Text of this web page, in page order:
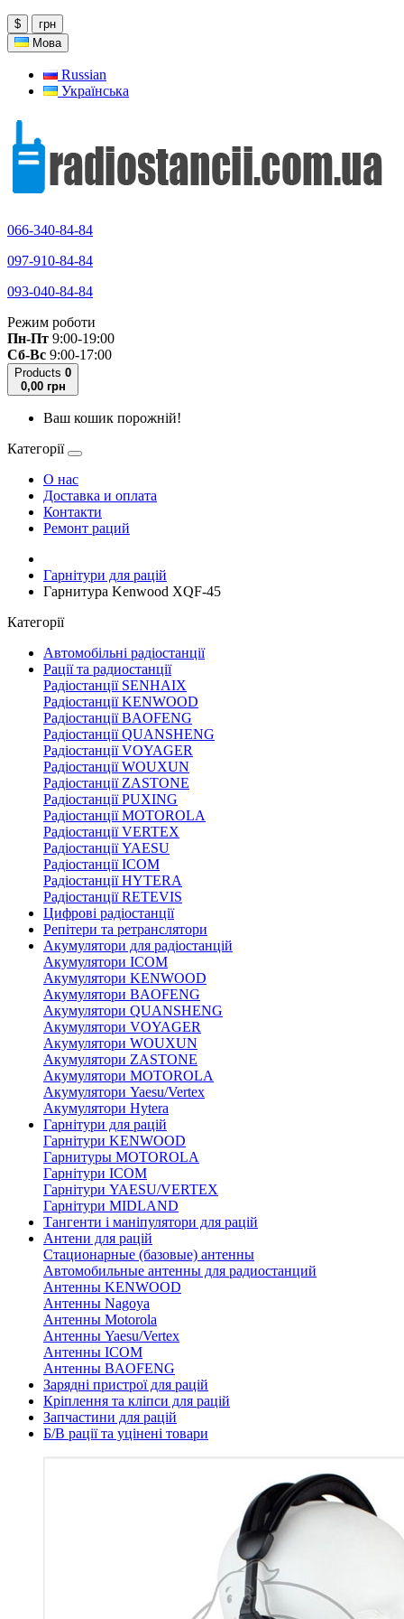
$
грн
Мова
Russian
Українська
066-340-84-84
097-910-84-84
093-040-84-84
Режим роботи
Пн-Пт 9:00-19:00
Сб-Вс 9:00-17:00
Products 0
0,00 грн
Ваш кошик порожній!
Категорії
О нас
Доставка и оплата
Контакти
Ремонт раций
Гарнітури для рацій
Гарнитура Kenwood XQF-45
Категорії
Автомобільні радіостанції
Рації та радиостанції
Радіостанції SENHAIX
Радіостанції KENWOOD
Радіостанції BAOFENG
Радіостанції QUANSHENG
Радіостанції VOYAGER
Радіостанції WOUXUN
Радіостанції ZASTONE
Радіостанції PUXING
Радіостанції MOTOROLA
Радіостанції VERTEX
Радіостанції YAESU
Радіостанції ICOM
Радіостанції HYTERA
Радіостанції RETEVIS
Цифрові радіостанції
Репітери та ретранслятори
Акумулятори для радіостанцій
Акумулятори ICOM
Акумулятори KENWOOD
Акумулятори BAOFENG
Акумулятори QUANSHENG
Акумулятори VOYAGER
Акумулятори WOUXUN
Акумулятори ZASTONE
Акумулятори MOTOROLA
Акумулятори Yaesu/Vertex
Акумулятори Hytera
Гарнітури для рацій
Гарнітури KENWOOD
Гарнитуры MOTOROLA
Гарнітури ICOM
Гарнітури YAESU/VERTEX
Гарнітури MIDLAND
Тангенти і маніпулятори для рацій
Антени для рацій
Стационарные (базовые) антенны
Автомобильные антенны для радиостанций
Антенны KENWOOD
Антенны Nagoya
Антенны Motorola
Антенны Yaesu/Vertex
Антенны ICOM
Антенны BAOFENG
Зарядні пристрої для рацій
Кріплення та кліпси для рацій
Запчастини для рацій
Б/В рації та уцінені товари